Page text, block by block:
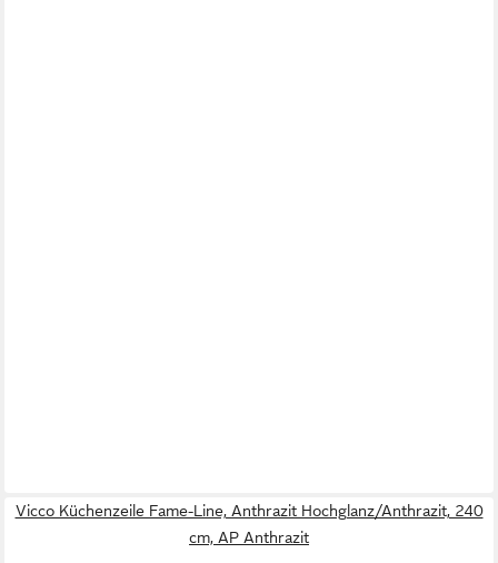
Vicco Küchenzeile Fame-Line, Anthrazit Hochglanz/Anthrazit, 240
cm, AP Anthrazit